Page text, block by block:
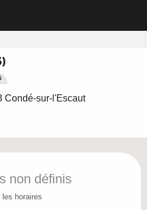
Condé-sur-l'Escaut
non définis
les horaires